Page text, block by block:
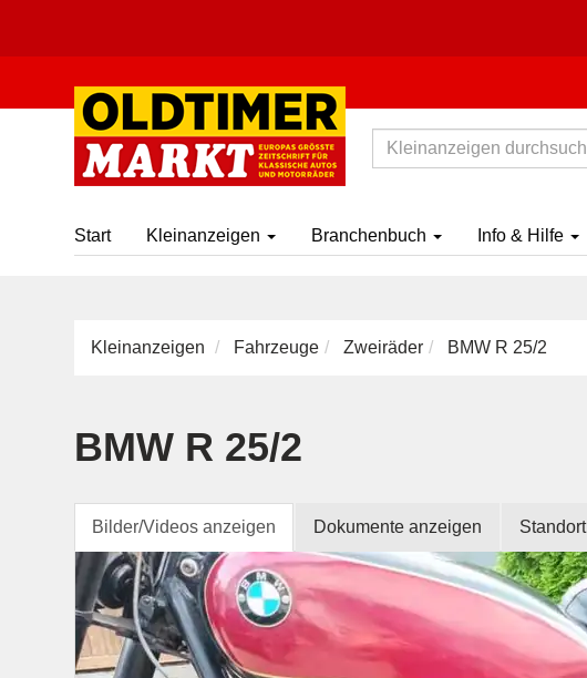
Start Kleinanzeigen Branchenbuch Info & Hilfe
Kleinanzeigen Fahrzeuge Zweiräder BMW R 25/2
BMW R 25/2
Bilder/Videos anzeigen Dokumente anzeigen Standort